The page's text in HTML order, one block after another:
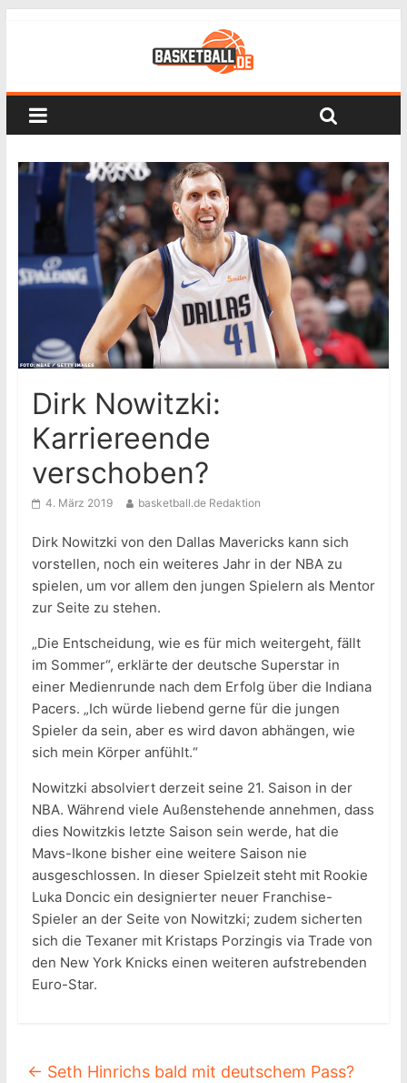
Dirk Nowitzki:
Karriereende
verschoben?
4. März 2019 basketball.de Redaktion
Dirk Nowitzki von den Dallas Mavericks kann sich
vorstellen, noch ein weiteres Jahr in der NBA zu
spielen, um vor allem den jungen Spielern als Mentor
zur Seite zu stehen.
„Die Entscheidung, wie es für mich weitergeht, fällt
im Sommer“, erklärte der deutsche Superstar in
einer Medienrunde nach dem Erfolg über die Indiana
Pacers. „Ich würde liebend gerne für die jungen
Spieler da sein, aber es wird davon abhängen, wie
sich mein Körper anfühlt.“
Nowitzki absolviert derzeit seine 21. Saison in der
NBA. Während viele Außenstehende annehmen, dass
dies Nowitzkis letzte Saison sein werde, hat die
Mavs-Ikone bisher eine weitere Saison nie
ausgeschlossen. In dieser Spielzeit steht mit Rookie
Luka Doncic ein designierter neuer Franchise-
Spieler an der Seite von Nowitzki; zudem sicherten
sich die Texaner mit Kristaps Porzingis via Trade von
den New York Knicks einen weiteren aufstrebenden
Euro-Star.
← Seth Hinrichs bald mit deutschem Pass?